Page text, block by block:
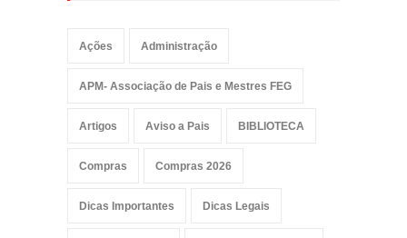
Ações Administração
APM- Associação de Pais e Mestres FEG
Artigos Aviso a Pais BIBLIOTECA
Compras Compras 2026
Dicas Importantes Dicas Legais